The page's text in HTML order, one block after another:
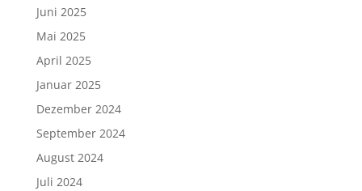
Juni 2025
Mai 2025
April 2025
Januar 2025
Dezember 2024
September 2024
August 2024
Juli 2024